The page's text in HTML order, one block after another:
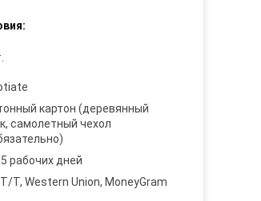
картон (деревянный
самолетный чехол
рабочих дней
T/T, Western Union, MoneyGram